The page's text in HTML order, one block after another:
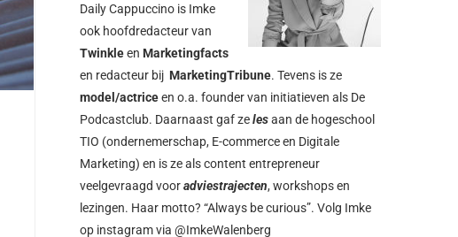
Daily Cappuccino is Imke
ook hoofdredacteur van
Twinkleen Marketingfacts
en redacteur bij MarketingTribune. Tevens is ze
model/actriceen o.a. founder van initiatieven als De
Podcastclub. Daarnaast gaf zelesaan de hogeschool
TIO (ondernemerschap, E-commerce en Digitale
Marketing) en is ze als content entrepreneur
veelgevraagd vooradviestrajecten, workshops en
lezingen. Haar motto? “Always be curious”. Volg Imke
op instagram via @ImkeWalenberg